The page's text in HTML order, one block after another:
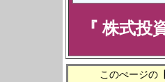
『株式投
このぺージの【